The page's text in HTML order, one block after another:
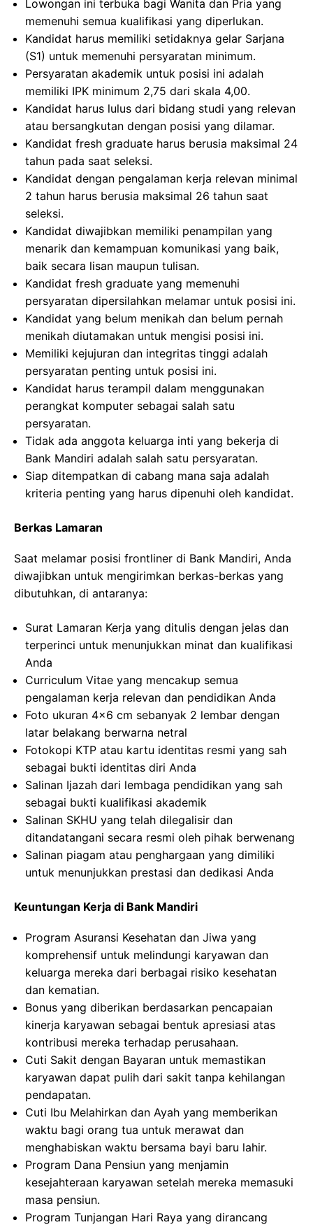
Lowongan ini terbuka bagi Wanita dan Pria yang
memenuhi semua kualifikasi yang diperlukan.
Kandidat harus memiliki setidaknya gelar Sarjana
(S1) untuk memenuhi persyaratan minimum.
Persyaratan akademik untuk posisi ini adalah
memiliki IPK minimum 2,75 dari skala 4,00.
Kandidat harus lulus dari bidang studi yang relevan
atau bersangkutan dengan posisi yang dilamar.
Kandidat fresh graduate harus berusia maksimal 24
tahun pada saat seleksi.
Kandidat dengan pengalaman kerja relevan minimal
2 tahun harus berusia maksimal 26 tahun saat
seleksi.
Kandidat diwajibkan memiliki penampilan yang
menarik dan kemampuan komunikasi yang baik,
baik secara lisan maupun tulisan.
Kandidat fresh graduate yang memenuhi
persyaratan dipersilahkan melamar untuk posisi ini.
Kandidat yang belum menikah dan belum pernah
menikah diutamakan untuk mengisi posisi ini.
Memiliki kejujuran dan integritas tinggi adalah
persyaratan penting untuk posisi ini.
Kandidat harus terampil dalam menggunakan
perangkat komputer sebagai salah satu
persyaratan.
Tidak ada anggota keluarga inti yang bekerja di
Bank Mandiri adalah salah satu persyaratan.
Siap ditempatkan di cabang mana saja adalah
kriteria penting yang harus dipenuhi oleh kandidat.
Berkas Lamaran
Saat melamar posisi frontliner di Bank Mandiri, Anda
diwajibkan untuk mengirimkan berkas-berkas yang
dibutuhkan, di antaranya:
Surat Lamaran Kerja yang ditulis dengan jelas dan
terperinci untuk menunjukkan minat dan kualifikasi
Anda
Curriculum Vitae yang mencakup semua
pengalaman kerja relevan dan pendidikan Anda
Foto ukuran 4×6 cm sebanyak 2 lembar dengan
latar belakang berwarna netral
Fotokopi KTP atau kartu identitas resmi yang sah
sebagai bukti identitas diri Anda
Salinan Ijazah dari lembaga pendidikan yang sah
sebagai bukti kualifikasi akademik
Salinan SKHU yang telah dilegalisir dan
ditandatangani secara resmi oleh pihak berwenang
Salinan piagam atau penghargaan yang dimiliki
untuk menunjukkan prestasi dan dedikasi Anda
Keuntungan Kerja di Bank Mandiri
Program Asuransi Kesehatan dan Jiwa yang
komprehensif untuk melindungi karyawan dan
keluarga mereka dari berbagai risiko kesehatan
dan kematian.
Bonus yang diberikan berdasarkan pencapaian
kinerja karyawan sebagai bentuk apresiasi atas
kontribusi mereka terhadap perusahaan.
Cuti Sakit dengan Bayaran untuk memastikan
karyawan dapat pulih dari sakit tanpa kehilangan
pendapatan.
Cuti Ibu Melahirkan dan Ayah yang memberikan
waktu bagi orang tua untuk merawat dan
menghabiskan waktu bersama bayi baru lahir.
Program Dana Pensiun yang menjamin
kesejahteraan karyawan setelah mereka memasuki
masa pensiun.
Program Tunjangan Hari Raya yang dirancang